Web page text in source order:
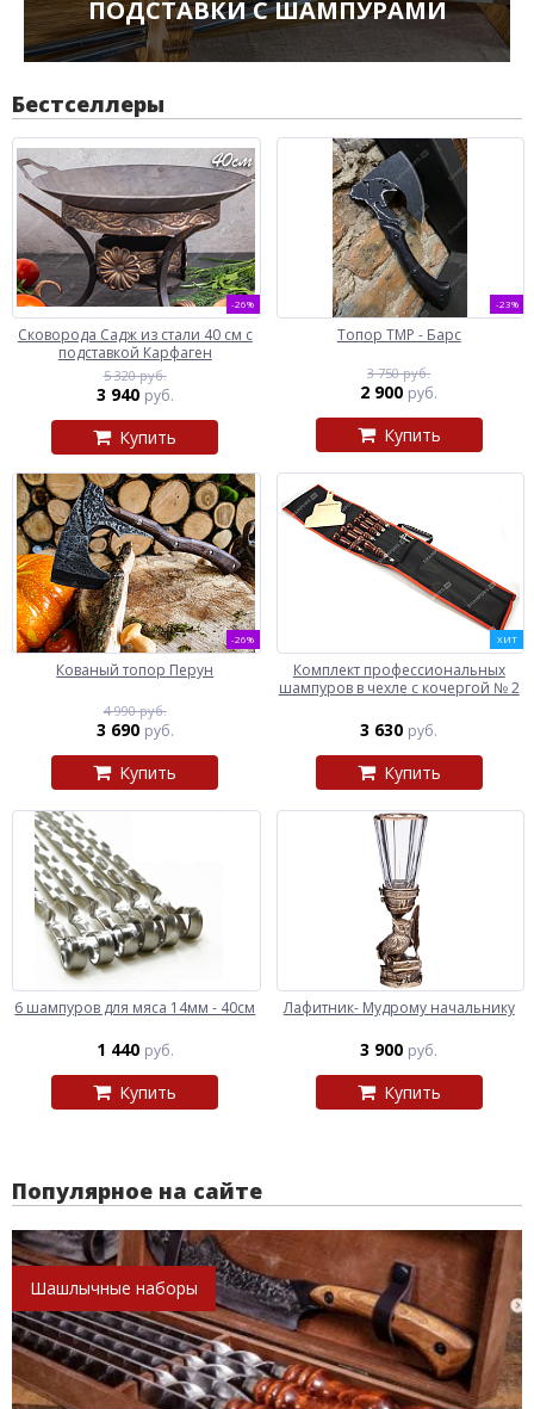
ПОДСТАВКИ С ШАМПУРАМИ
Бестселлеры
-26%
Сковорода Садж из стали 40 см с
подставкой Карфаген
5 320 руб.
3 940 руб.
Купить
-23%
Топор ТМР - Барс
3 750 руб.
2 900 руб.
Купить
-26%
Кованый топор Перун
4 990 руб.
3 690 руб.
Купить
ХИТ
Комплект профессиональных
шампуров в чехле с кочергой № 2
3 630 руб.
Купить
6 шампуров для мяса 14мм - 40см
1 440 руб.
Купить
Лафитник- Мудрому начальнику
3 900 руб.
Купить
Популярное на сайте
Шашлычные наборы